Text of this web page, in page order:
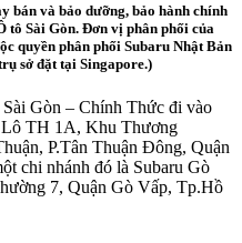
bán và bảo dưỡng, bảo hành chính
tô Sài Gòn. Đơn vị phân phối của
quyền phân phối Subaru Nhật Bản
sở đặt tại Singapore.)
Gòn – Chính Thức đi vào
Lô TH 1A, Khu Thương
P.Tân Thuận Đông, Quận
chi nhánh đó là Subaru Gò
7, Quận Gò Vấp, Tp.Hồ